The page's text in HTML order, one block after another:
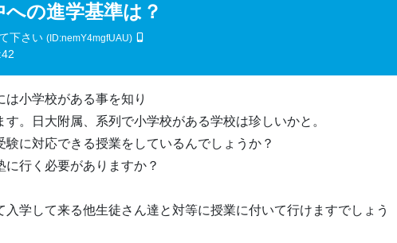
の進学基準は？
下さい (ID:nemY4mgfUAU)
は小学校がある事を知り
す。日大附属、系列で小学校がある学校は珍しいかと。
験に対応できる授業をしているんでしょうか？
に行く必要がありますか？
入学して来る他生徒さん達と対等に授業に付いて行けますでしょう